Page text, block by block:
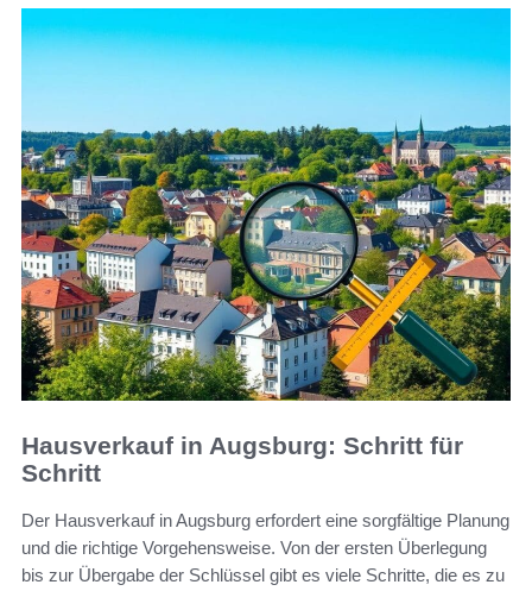
Hausverkauf in Augsburg: Schritt für
Schritt
Der Hausverkauf in Augsburg erfordert eine sorgfältige Planung
und die richtige Vorgehensweise. Von der ersten Überlegung
bis zur Übergabe der Schlüssel gibt es viele Schritte, die es zu